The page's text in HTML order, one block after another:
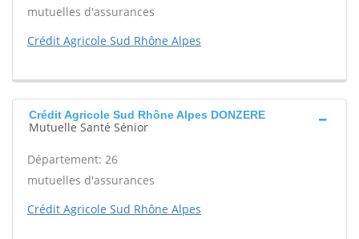
mutuelles d'assurances
Crédit Agricole Sud Rhône Alpes
Crédit Agricole Sud Rhône Alpes DONZERE
Mutuelle Santé Sénior
Département: 26
mutuelles d'assurances
Crédit Agricole Sud Rhône Alpes